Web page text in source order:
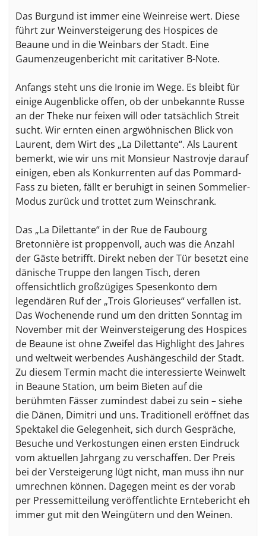
Das Burgund ist immer eine Weinreise wert. Diese
führt zur Weinversteigerung des Hospices de
Beaune und in die Weinbars der Stadt. Eine
Gaumenzeugenbericht mit caritativer B-Note.
Anfangs steht uns die Ironie im Wege. Es bleibt für
einige Augenblicke offen, ob der unbekannte Russe
an der Theke nur feixen will oder tatsächlich Streit
sucht. Wir ernten einen argwöhnischen Blick von
Laurent, dem Wirt des „La Dilettante“. Als Laurent
bemerkt, wie wir uns mit Monsieur Nastrovje darauf
einigen, eben als Konkurrenten auf das Pommard-
Fass zu bieten, fällt er beruhigt in seinen Sommelier-
Modus zurück und trottet zum Weinschrank.
Das „La Dilettante“ in der Rue de Faubourg
Bretonnière ist proppenvoll, auch was die Anzahl
der Gäste betrifft. Direkt neben der Tür besetzt eine
dänische Truppe den langen Tisch, deren
offensichtlich großzügiges Spesenkonto dem
legendären Ruf der „Trois Glorieuses“ verfallen ist.
Das Wochenende rund um den dritten Sonntag im
November mit der Weinversteigerung des Hospices
de Beaune ist ohne Zweifel das Highlight des Jahres
und weltweit werbendes Aushängeschild der Stadt.
Zu diesem Termin macht die interessierte Weinwelt
in Beaune Station, um beim Bieten auf die
berühmten Fässer zumindest dabei zu sein – siehe
die Dänen, Dimitri und uns. Traditionell eröffnet das
Spektakel die Gelegenheit, sich durch Gespräche,
Besuche und Verkostungen einen ersten Eindruck
vom aktuellen Jahrgang zu verschaffen. Der Preis
bei der Versteigerung lügt nicht, man muss ihn nur
umrechnen können. Dagegen meint es der vorab
per Pressemitteilung veröffentlichte Erntebericht eh
immer gut mit den Weingütern und den Weinen.